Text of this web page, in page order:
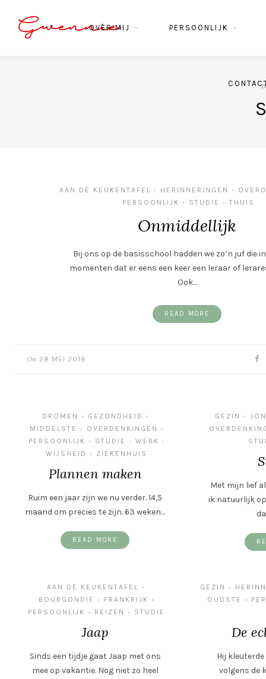
Gwennie
OVER MIJ PERSOONLIJK
AAN DE KEUKENTAFEL • HERINNERINGEN •
PERSOONLIJK
• STUDIE • THUIS
Onmiddellijk
Bij ons op de basisschool hadden we zo’n juf die
momenten dat er eens een keer een leraar of
Ook…
READ MORE
On 28 MEI 2018
DROMEN • GEZONDHEID •
MIDDELSTE • OVERDENKINGEN •
PERSOONLIJK • STUDIE • WERK •
WIJSHEID • ZIEKENHUIS
Plannen maken
Ruim een jaar zijn we nu verder. 14,5
maand om precies te zijn. 63 weken…
READ MORE
GEZIN •
Met mijn lief
ik natuurlijk
AAN DE KEUKENTAFEL •
BOURGONDIË • FRANKRIJK •
PERSOONLIJK • REIZEN • STUDIE
Jaap
Sinds een tijdje gaat Jaap met ons
mee op vakantie. Nog niet zo heel
GEZIN •
OUDSTE
•
De
Hij
volgens de